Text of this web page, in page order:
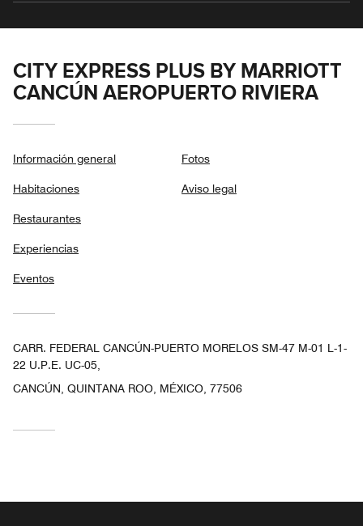
CITY EXPRESS PLUS BY MARRIOTT
CANCÚN AEROPUERTO RIVIERA
Información general
Habitaciones
Restaurantes
Experiencias
Eventos
Fotos
Aviso legal
CARR. FEDERAL CANCÚN-PUERTO MORELOS SM-47 M-01 L-1-
22 U.P.E. UC-05,
CANCÚN, QUINTANA ROO, MÉXICO, 77506